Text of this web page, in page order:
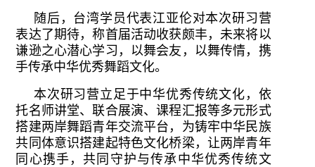
随后，台湾学员代表江亚伦对本次研习营
表达了期待，称首届活动收获颇丰，未来将以
谦逊之心潜心学习，以舞会友，以舞传情，携
手传承中华优秀舞蹈文化。
本次研习营立足于中华优秀传统文化，依
托名师讲堂、联合展演、课程汇报等多元形式
搭建两岸舞蹈青年交流平台，为铸牢中华民族
共同体意识搭建起特色文化桥梁，让两岸青年
同心携手，共同守护与传承中华优秀传统文